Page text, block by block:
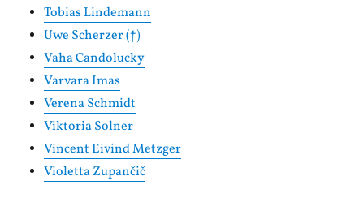
Tobias Lindemann
Uwe Scherzer (†)
Vaha Candolucky
Varvara Imas
Verena Schmidt
Viktoria Solner
Vincent Eivind Metzger
Violetta Zupančič